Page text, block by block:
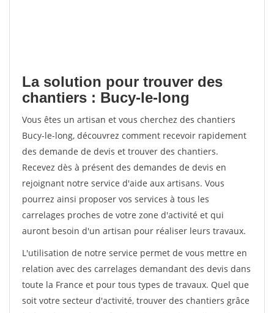
La solution pour trouver des
chantiers : Bucy-le-long
Vous êtes un artisan et vous cherchez des chantiers
Bucy-le-long, découvrez comment recevoir rapidement
des demande de devis et trouver des chantiers.
Recevez dès à présent des demandes de devis en
rejoignant notre service d'aide aux artisans. Vous
pourrez ainsi proposer vos services à tous les
carrelages proches de votre zone d'activité et qui
auront besoin d'un artisan pour réaliser leurs travaux.
L'utilisation de notre service permet de vous mettre en
relation avec des carrelages demandant des devis dans
toute la France et pour tous types de travaux. Quel que
soit votre secteur d'activité, trouver des chantiers grâce